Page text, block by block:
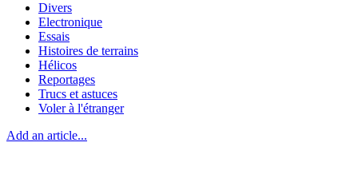
Divers
Electronique
Essais
Histoires de terrains
Hélicos
Reportages
Trucs et astuces
Voler à l'étranger
Add an article...